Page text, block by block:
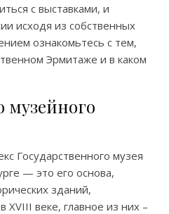
с выставками, и
исходя из собственных
ознакомьтесь с тем,
Эрмитаже и в каком
музейного
Государственного музея
— это его основа,
зданий,
веке, главное из них –